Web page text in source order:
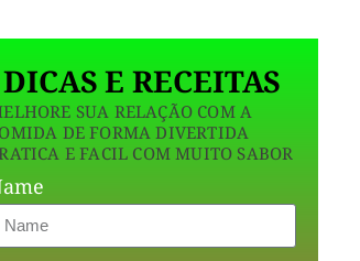
DICAS E RECEITAS
SUA RELAÇÃO COM A
DE FORMA DIVERTIDA
E FACIL COM MUITO SABOR